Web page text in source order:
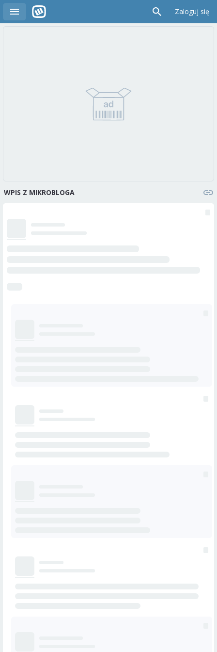
Zaloguj się
WPIS Z MIKROBLOGA